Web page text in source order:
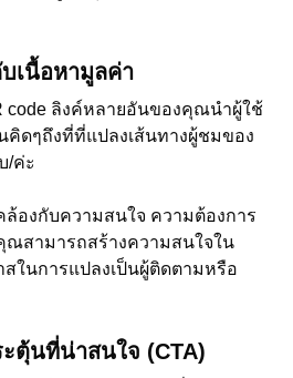
เนื้อหามูลค่า
code ลิงค์หลายอันของคุณนำผู้ใช้
ดๆถึงที่ที่แปลงเส้นทางผู้ชมของ
/ค่ะ
องกับความสนใจ ความต้องการ
สามารถสร้างความสนใจใน
ในการแปลงเป็นผู้ติดตามหรือ
ะตุ้นที่น่าสนใจ (CTA)